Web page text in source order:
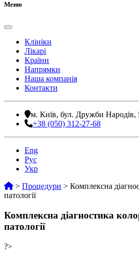
Меню
Клініки
Лікарі
Країни
Напрямки
Наша компанія
Контакти
м. Київ, бул. Дружби Народів,
+38 (050) 312-27-68
Eng
Рус
Укр
> Процедури > Комплексна
патології
Комплексна діагностика
патології
?>